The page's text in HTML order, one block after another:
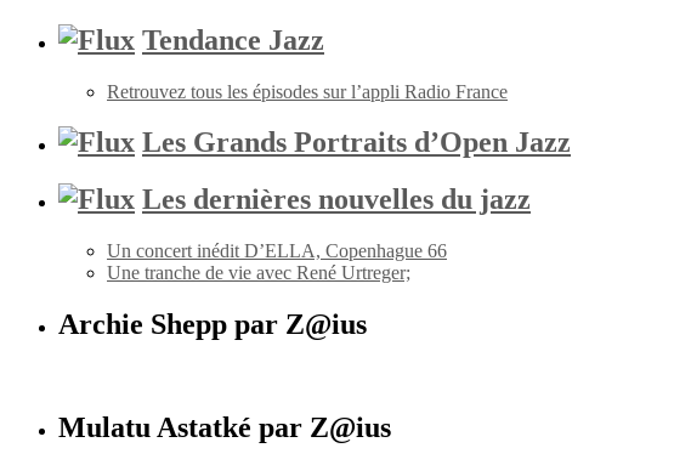
Tendance Jazz
Retrouvez tous les épisodes sur l’appli Radio France
Les Grands Portraits d’Open Jazz
Les dernières nouvelles du jazz
Un concert inédit D’ELLA, Copenhague 66
Une tranche de vie avec René Urtreger;
Archie Shepp par Z@ius
Mulatu Astatké par Z@ius